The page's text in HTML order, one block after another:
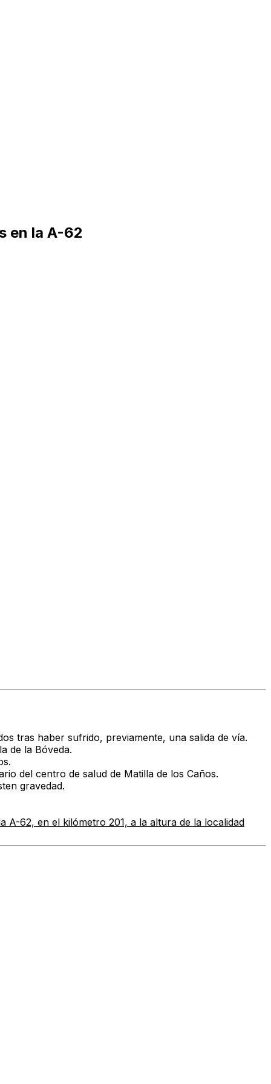
en la A-62
tras haber sufrido, previamente, una salida de vía.
de la Bóveda.
del centro de salud de Matilla de los Caños.
gravedad.
62, en el kilómetro 201, a la altura de la localidad